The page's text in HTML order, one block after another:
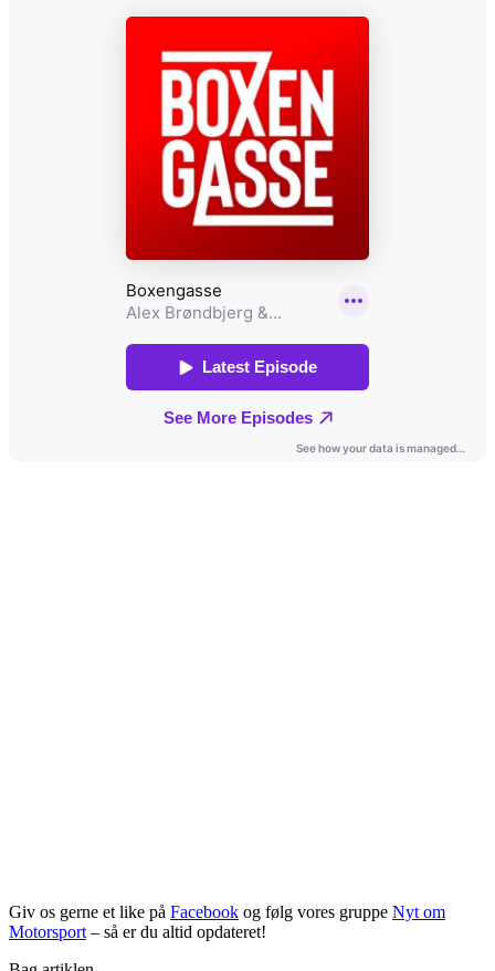
Giv os gerne et like på Facebook og følg vores gruppe Nyt om
Motorsport – så er du altid opdateret!